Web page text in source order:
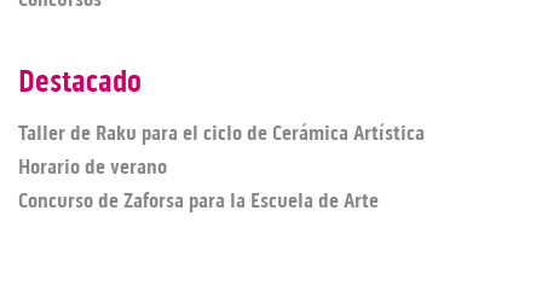
Destacado
Taller de Raku para el ciclo de Cerámica Artística
Horario de verano
Concurso de Zaforsa para la Escuela de Arte